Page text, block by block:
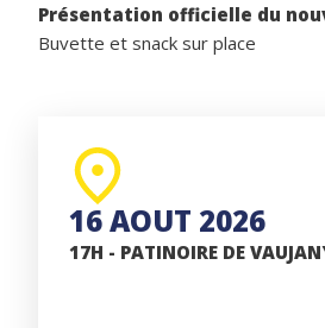
Présentation officielle du
Buvette et snack sur place
16 AOUT 2026
17H - PATINOIRE DE